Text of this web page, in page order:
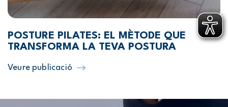
POSTURE PILATES: EL MÈTODE QUE
TRANSFORMA LA TEVA POSTURA
Veure publicació